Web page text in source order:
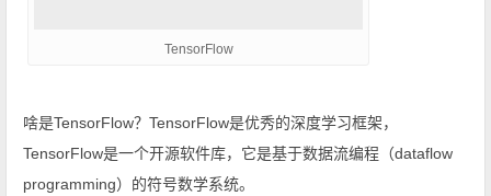
TensorFlow
啥是TensorFlow？TensorFlow是优秀的深度学习框架，
TensorFlow是一个开源软件库，它是基于数据流编程（dataflow
programming）的符号数学系统。